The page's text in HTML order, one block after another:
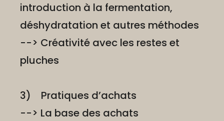
introduction à la fermentation,
déshydratation et autres méthodes
--> Créativité avec les restes et
pluches
3) Pratiques d’achats
--> La base des achats